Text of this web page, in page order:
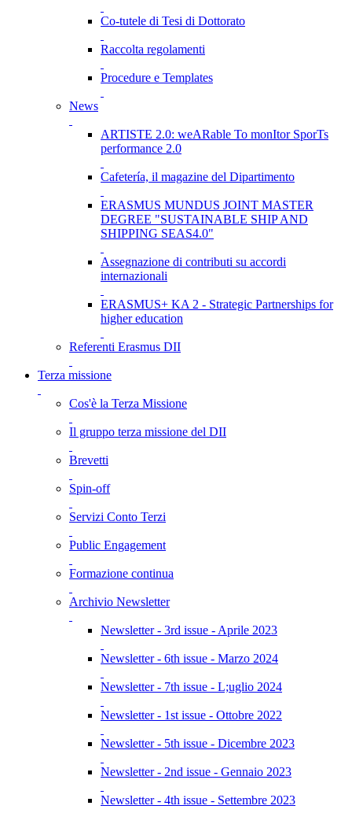
Co-tutele di Tesi di Dottorato
Raccolta regolamenti
Procedure e Templates
News
ARTISTE 2.0: weARable To monItor SporTs
performance 2.0
Cafetería, il magazine del Dipartimento
ERASMUS MUNDUS JOINT MASTER
DEGREE "SUSTAINABLE SHIP AND
SHIPPING SEAS4.0"
Assegnazione di contributi su accordi
internazionali
ERASMUS+ KA 2 - Strategic Partnerships for
higher education
Referenti Erasmus DII
Terza missione
Cos'è la Terza Missione
Il gruppo terza missione del DII
Brevetti
Spin-off
Servizi Conto Terzi
Public Engagement
Formazione continua
Archivio Newsletter
Newsletter - 3rd issue - Aprile 2023
Newsletter - 6th issue - Marzo 2024
Newsletter - 7th issue - L;uglio 2024
Newsletter - 1st issue - Ottobre 2022
Newsletter - 5th issue - Dicembre 2023
Newsletter - 2nd issue - Gennaio 2023
Newsletter - 4th issue - Settembre 2023